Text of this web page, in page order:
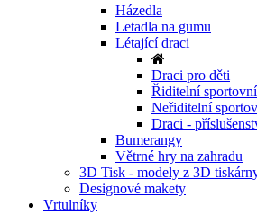
Házedla
Letadla na gumu
Létající draci
Draci pro děti
Řiditelní
Neřiditelní
Draci -
Bumerangy
Větrné hry na zahradu
3D Tisk - modely z 3D
Designové makety
Vrtulníky